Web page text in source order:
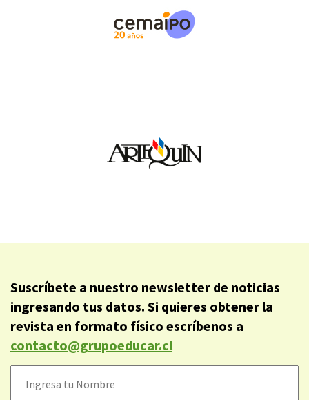
Suscríbete a nuestro newsletter de noticias
ingresando tus datos. Si quieres obtener la
revista en formato físico escríbenos a
contacto@grupoeducar.cl